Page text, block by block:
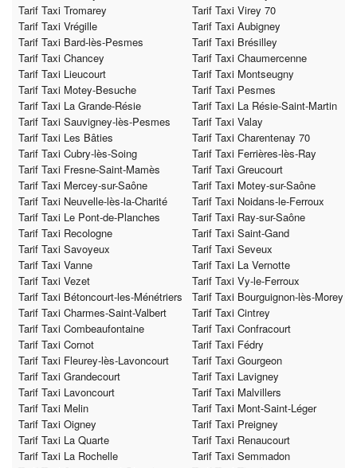
Tarif Taxi Tromarey
Tarif Taxi Virey 70
Tarif Taxi Vrégille
Tarif Taxi Aubigney
Tarif Taxi Bard-lès-Pesmes
Tarif Taxi Brésilley
Tarif Taxi Chancey
Tarif Taxi Chaumercenne
Tarif Taxi Lieucourt
Tarif Taxi Montseugny
Tarif Taxi Motey-Besuche
Tarif Taxi Pesmes
Tarif Taxi La Grande-Résie
Tarif Taxi La Résie-Saint-Martin
Tarif Taxi Sauvigney-lès-Pesmes
Tarif Taxi Valay
Tarif Taxi Les Bâties
Tarif Taxi Charentenay 70
Tarif Taxi Cubry-lès-Soing
Tarif Taxi Ferrières-lès-Ray
Tarif Taxi Fresne-Saint-Mamès
Tarif Taxi Greucourt
Tarif Taxi Mercey-sur-Saône
Tarif Taxi Motey-sur-Saône
Tarif Taxi Neuvelle-lès-la-Charité
Tarif Taxi Noidans-le-Ferroux
Tarif Taxi Le Pont-de-Planches
Tarif Taxi Ray-sur-Saône
Tarif Taxi Recologne
Tarif Taxi Saint-Gand
Tarif Taxi Savoyeux
Tarif Taxi Seveux
Tarif Taxi Vanne
Tarif Taxi La Vernotte
Tarif Taxi Vezet
Tarif Taxi Vy-le-Ferroux
Tarif Taxi Bétoncourt-les-Ménétriers
Tarif Taxi Bourguignon-lès-Morey
Tarif Taxi Charmes-Saint-Valbert
Tarif Taxi Cintrey
Tarif Taxi Combeaufontaine
Tarif Taxi Confracourt
Tarif Taxi Cornot
Tarif Taxi Fédry
Tarif Taxi Fleurey-lès-Lavoncourt
Tarif Taxi Gourgeon
Tarif Taxi Grandecourt
Tarif Taxi Lavigney
Tarif Taxi Lavoncourt
Tarif Taxi Malvillers
Tarif Taxi Melin
Tarif Taxi Mont-Saint-Léger
Tarif Taxi Oigney
Tarif Taxi Preigney
Tarif Taxi La Quarte
Tarif Taxi Renaucourt
Tarif Taxi La Rochelle
Tarif Taxi Semmadon